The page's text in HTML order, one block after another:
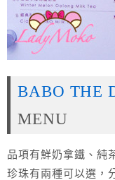
BABO THE
MENU
品項有鮮奶拿鐵、純
珍珠有兩種可以選，